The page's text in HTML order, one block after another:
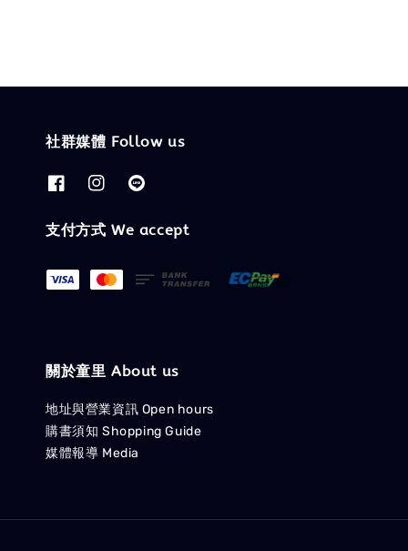
社群媒體 Follow us
支付方式 We accept
關於童里 About us
地址與營業資訊 Open hours
購書須知 Shopping Guide
媒體報導 Media